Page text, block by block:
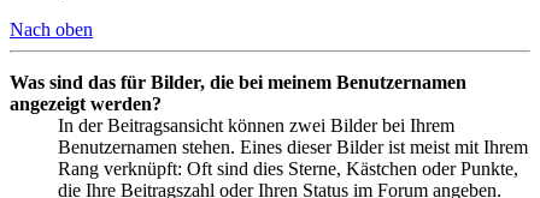
Nach oben
Was sind das für Bilder, die bei meinem Benutzernamen
angezeigt werden?
In der Beitragsansicht können zwei Bilder bei Ihrem
Benutzernamen stehen. Eines dieser Bilder ist meist mit Ihrem
Rang verknüpft: Oft sind dies Sterne, Kästchen oder Punkte,
die Ihre Beitragszahl oder Ihren Status im Forum angeben.